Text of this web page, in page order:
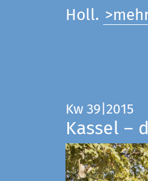
Holl.
Kw 39|2015
Kassel –